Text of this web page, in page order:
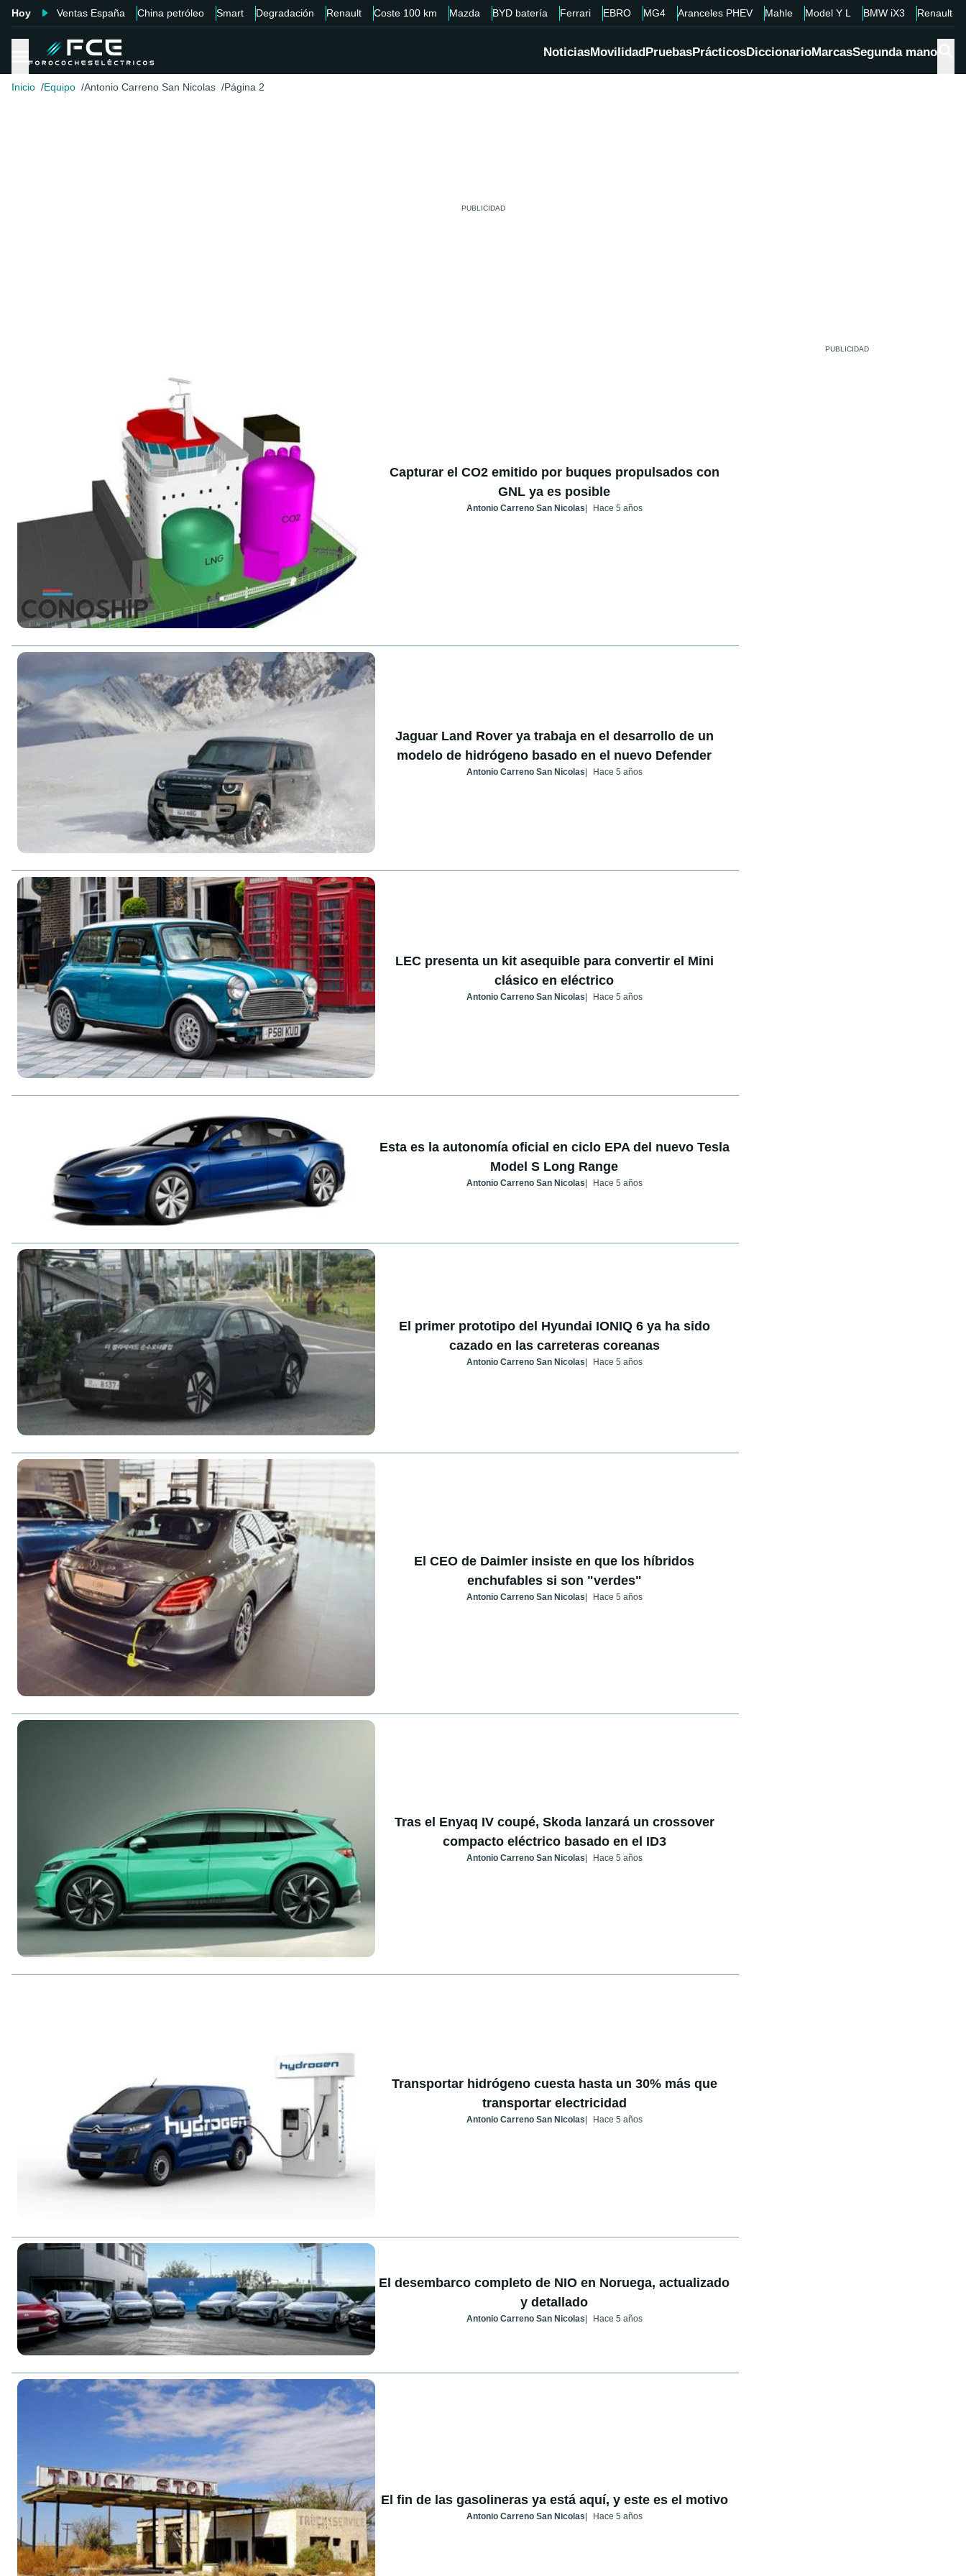
Hoy Ventas España China petróleo Smart Degradación Renault Coste 100 km Mazda BYD batería Ferrari EBRO MG4 Aranceles PHEV Mahle Model Y L BMW iX3 Renault
NoticiasMovilidadPruebasPrácticosDiccionarioMarcasSegunda mano
Inicio Equipo Antonio Carreno San Nicolas Página 2
Capturar el CO2 emitido por buques propulsados con
GNL ya es posible
Antonio Carreno San Nicolas Hace 5 años
Jaguar Land Rover ya trabaja en el desarrollo de un
modelo de hidrógeno basado en el nuevo Defender
Antonio Carreno San Nicolas Hace 5 años
LEC presenta un kit asequible para convertir el Mini
clásico en eléctrico
Antonio Carreno San Nicolas Hace 5 años
Esta es la autonomía oficial en ciclo EPA del nuevo Tesla
Model S Long Range
Antonio Carreno San Nicolas Hace 5 años
El primer prototipo del Hyundai IONIQ 6 ya ha sido
cazado en las carreteras coreanas
Antonio Carreno San Nicolas Hace 5 años
El CEO de Daimler insiste en que los híbridos
enchufables si son "verdes"
Antonio Carreno San Nicolas Hace 5 años
Tras el Enyaq IV coupé, Skoda lanzará un crossover
compacto eléctrico basado en el ID3
Antonio Carreno San Nicolas Hace 5 años
Transportar hidrógeno cuesta hasta un 30% más que
transportar electricidad
Antonio Carreno San Nicolas Hace 5 años
El desembarco completo de NIO en Noruega, actualizado
y detallado
Antonio Carreno San Nicolas Hace 5 años
El fin de las gasolineras ya está aquí, y este es el motivo
Antonio Carreno San Nicolas Hace 5 años